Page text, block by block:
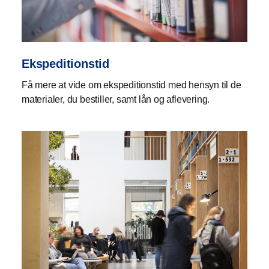
Ekspeditionstid
Få mere at vide om ekspeditionstid med hensyn til de
materialer, du bestiller, samt lån og aflevering.